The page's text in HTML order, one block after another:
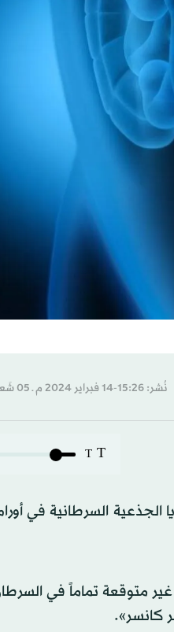
نُشر: 15:26-14 فبراير 2024 م ـ 05 شَعبان 1445 هـ
T
T
السرطانية في
متوقعة تماماً في
كانسر».